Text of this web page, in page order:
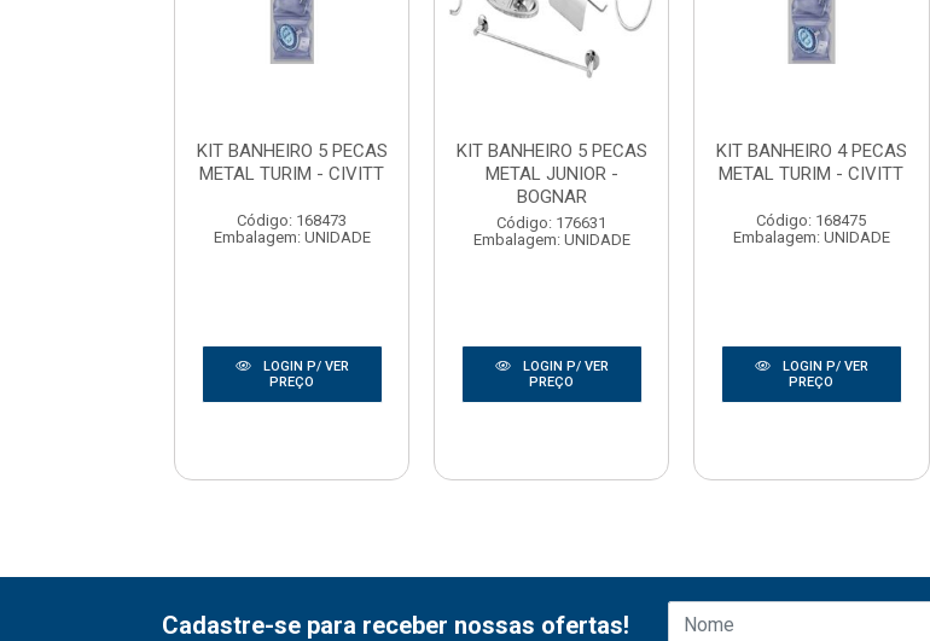
KIT BANHEIRO 5 PECAS
METAL TURIM - CIVITT
Código: 168473
Embalagem: UNIDADE
LOGIN P/ VER
PREÇO
KIT BANHEIRO 5 PECAS
METAL JUNIOR -
BOGNAR
Código: 176631
Embalagem: UNIDADE
LOGIN P/ VER
PREÇO
KIT BANHEIRO 4 PECAS
METAL TURIM - CIVITT
Código: 168475
Embalagem: UNIDADE
LOGIN P/ VER
PREÇO
Cadastre-se para receber nossas ofertas!